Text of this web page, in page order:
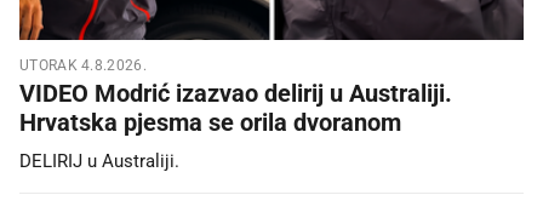
UTORAK 4.8.2026.
VIDEO Modrić izazvao delirij u Australiji.
Hrvatska pjesma se orila dvoranom
DELIRIJ u Australiji.